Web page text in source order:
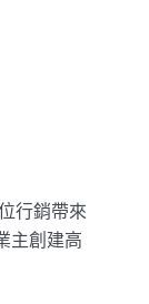
行銷帶來
主創建高